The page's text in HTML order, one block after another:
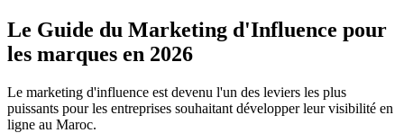
Le Guide du Marketing d'Influence pour
les marques en 2026
Le marketing d'influence est devenu l'un des leviers les plus
puissants pour les entreprises souhaitant développer leur visibilité en
ligne au Maroc.